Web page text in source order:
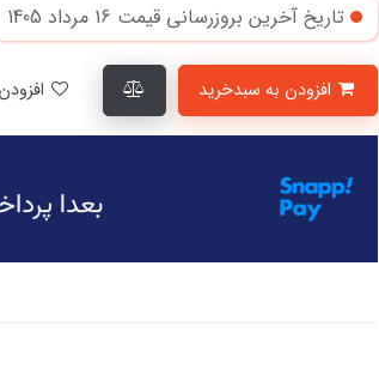
تاریخ آخرین بروزرسانی قیمت 16 مرداد 1405